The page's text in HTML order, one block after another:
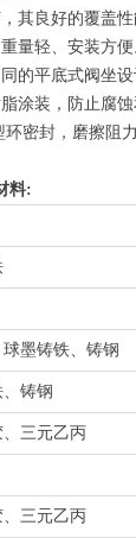
其良好的覆盖
量轻、安装方便
的平底式阀坐
涂装，防止腐
密封，磨擦阻
料:
墨铸铁、铸钢
铸钢
三元乙丙
三元乙丙